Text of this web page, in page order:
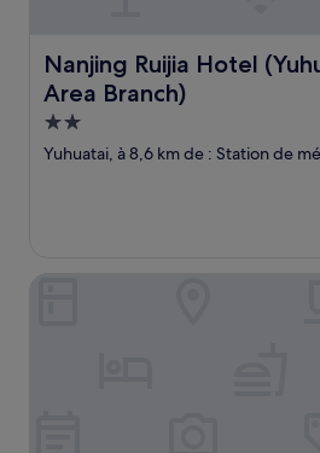
Nanjing Ruijia Hotel
Area Branch)
Nanjing Ruijia Hotel (Yuhuatai
Hébergement
2.0 étoiles
Yuhuatai, à 8,6 km de : Station de